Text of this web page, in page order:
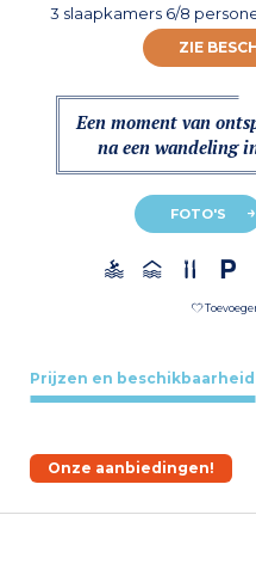
3 slaapkamers 6/8
ZIE
Een moment van
na een wandeling
FOTO'S
Prijzen en beschikbaarheid
Onze aanbiedingen!